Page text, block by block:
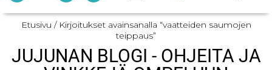
Etusivu / Kirjoitukset avainsanalla “vaatteiden saumojen
teippaus”
JUJUNAN BLOGI - OHJEITA JA